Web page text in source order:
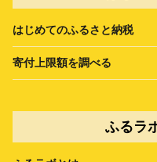
はじめてのふるさと納税
寄付上限額を調べる
ふるラ